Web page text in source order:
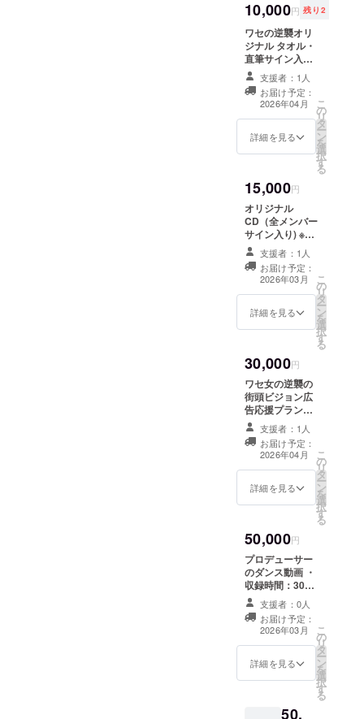
10,000円 残り2
ワセの逆襲オリ
ジナル タオル・
直筆サイン入り
(全メンバー分)
支援者：1人
お届け予定：
2026年04月
詳細を見る
こ
の
リ
タ
ー
ン
を
選
択
す
る
15,000円
オリジナル
CD（全メンバー
サイン入り) ※リ
ターン品の著作
権及びその他法
的権利について
は、すべてプロ
ジェクトオー
ナーに帰属しま
支援者：1人
お届け予定：
2026年03月
詳細を見る
こ
の
リ
タ
ー
ン
を
選
択
す
る
30,000円
ワセ女の逆襲の
街頭ビジョン広
告応援プラン
（個人向け） ・
都内の街頭ビ
ジョンにて放映
するワセ女の逆
襲の広告内で、
支援者様への
間：１週間〜２
週間（どのビ
ジョンで放映す
るかによって変
動します） ・放
映回数：1時間あ
たり15秒×2回〜
（放映するビ
ジョンの放映枠
の空き状況に
よって変動しま
す） ・詳細は、
取りをお願いし
支援者：1人
お届け予定：
2026年04月
詳細を見る
こ
の
リ
タ
ー
ン
を
選
択
す
る
50,000円
プロデューサー
のダンス動画 ・
収録時間：30
秒〜1分程度 ・
提供方法：メー
ルにURLを記載
します。
支援者：0人
お届け予定：
2026年03月
詳細を見る
こ
の
リ
タ
ー
ン
を
選
択
す
る
50,